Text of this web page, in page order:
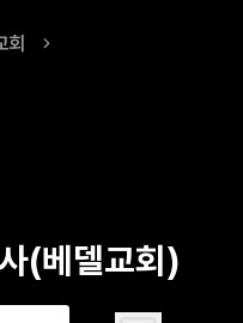
회
(베델교회)